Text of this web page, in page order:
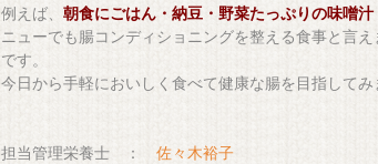
例えば、 朝食にごはん・納豆・野菜たっぷりの味噌
ニューでも腸コンディショニングを整える食事と言
です。
今日から手軽においしく食べて健康な腸を目指してみ
担当管理栄養士 ： 佐々木裕子